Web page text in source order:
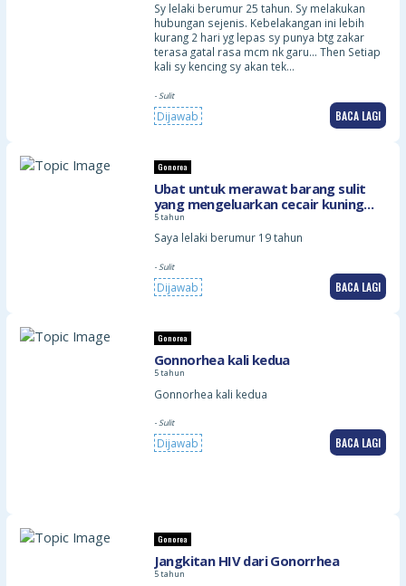
Sy lelaki berumur 25 tahun. Sy melakukan
hubungan sejenis. Kebelakangan ini lebih
kurang 2 hari yg lepas sy punya btg zakar
terasa gatal rasa mcm nk garu… Then Setiap
kali sy kencing sy akan tek…
- Sulit
Dijawab BACA LAGI
Gonorea
Ubat untuk merawat barang sulit
yang mengeluarkan cecair kuning
dan adakah dijual farmasi?
5 tahun
Saya lelaki berumur 19 tahun
- Sulit
Dijawab BACA LAGI
Gonorea
Gonnorhea kali kedua
5 tahun
Gonnorhea kali kedua
- Sulit
Dijawab BACA LAGI
Gonorea
Jangkitan HIV dari Gonorrhea
5 tahun